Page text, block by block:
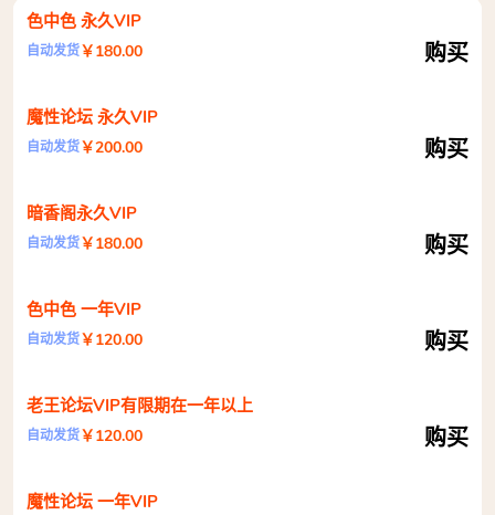
色中色 永久VIP
自动发货￥180.00 购买
魔性论坛 永久VIP
自动发货￥200.00 购买
暗香阁永久VIP
自动发货￥180.00 购买
色中色 一年VIP
自动发货￥120.00 购买
老王论坛VIP有限期在一年以上
自动发货￥120.00 购买
魔性论坛 一年VIP